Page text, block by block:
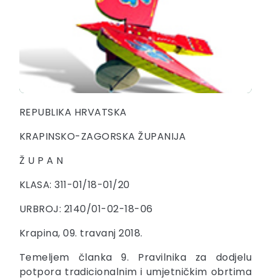
REPUBLIKA HRVATSKA
KRAPINSKO-ZAGORSKA ŽUPANIJA
Ž U P A N
KLASA: 311-01/18-01/20
URBROJ: 2140/01-02-18-06
Krapina, 09. travanj 2018.
Temeljem članka 9. Pravilnika za dodjelu
potpora tradicionalnim i umjetničkim obrtima